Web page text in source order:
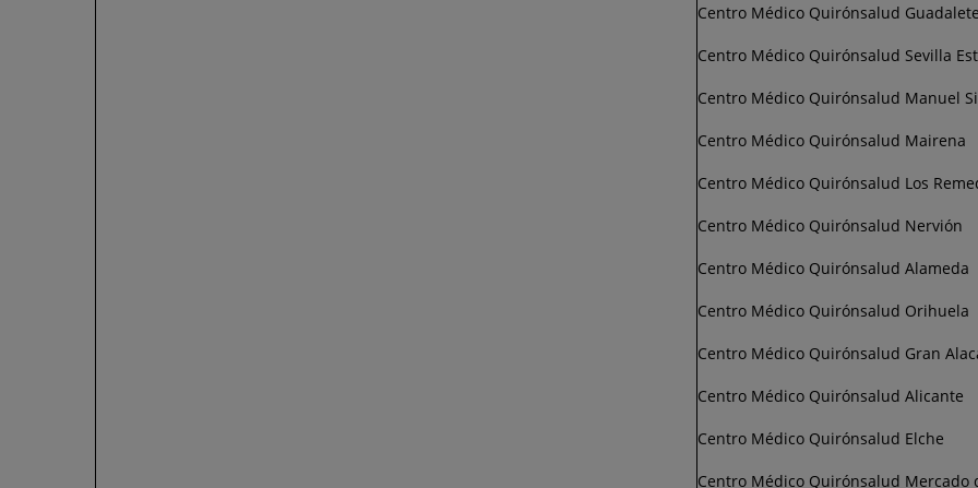
Centro Médico Quirónsalud
Centro Médico Quirónsalud Sevilla
Centro Médico Quirónsalud Manuel
Centro Médico Quirónsalud Mairena
Centro Médico Quirónsalud Los
Centro Médico Quirónsalud Nervión
Centro Médico Quirónsalud Alameda
Centro Médico Quirónsalud Orihuela
Centro Médico Quirónsalud Gran
Centro Médico Quirónsalud Alicante
Centro Médico Quirónsalud Elche
Centro Médico Quirónsalud Mercado